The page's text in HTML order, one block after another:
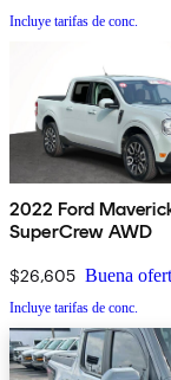
Incluye tarifas de conc.
2022 Ford
SuperCrew AWD
$26,605 Buena
Incluye tarifas de conc.